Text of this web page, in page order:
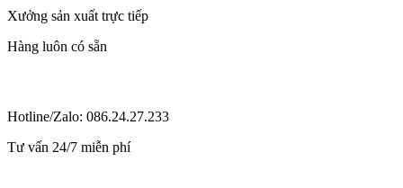
Xưởng sản xuất trực tiếp
Hàng luôn có sẵn
Hotline/Zalo: 086.24.27.233
Tư vấn 24/7 miễn phí